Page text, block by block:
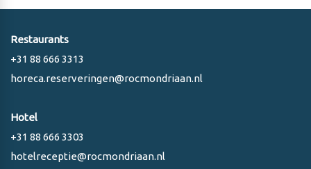
Restaurants
+31 88 666 3313
horeca.reserveringen@rocmondriaan.nl
Hotel
+31 88 666 3303
hotelreceptie@rocmondriaan.nl